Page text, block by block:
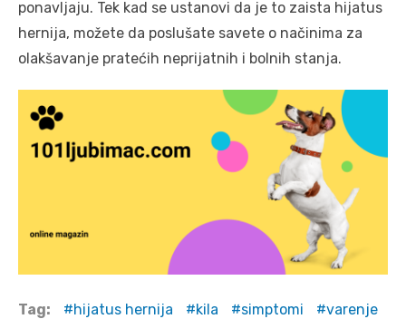
ponavljaju. Tek kad se ustanovi da je to zaista hijatus
hernija, možete da poslušate savete o načinima za
olakšavanje pratećih neprijatnih i bolnih stanja.
Tag: hijatus hernija kila simptomi
varenje